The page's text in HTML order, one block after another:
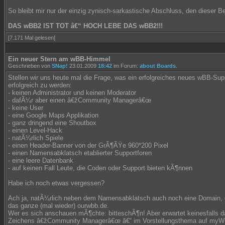
So bleibt mir nur der einzig zynisch-sarkastische Abschluss, den dieser
DAS wBB2 IST TOT â€“ HOCH LEBE DAS wBB2!!!
[7.171 Mal gelesen]
Ein neuer Stern am wBB-Himmel
Geschrieben von SNap! 23.01.2009 18:42 im Forum: about Boards
Stellen wir uns heute mal die Frage, was ein erfolgreiches neues wBB-
erfolgreich zu werden:
- keinen Administrator und keinen Moderator
- dafÃ¼r aber einen â€žCommunity Managerâ€œ
- keine User
- eine Google Maps Applikation
- ganz dringend eine Shoutbox
- einen Level-Hack
- natÃ¼rlich Spiele
- einen Header-Banner von der GrÃ¶ÃŸe 960*200 Pixel
- einen Namensabklatsch etablierter Supportforen
- eine leere Datenbank
- auf keinen Fall Leute, die Coden oder Support bieten kÃ¶nnen
Habe ich noch etwas vergessen?
Ach ja, natÃ¼rlich neben dem Namensabklatsch auch noch eine
das ganze (mal wieder) ourwbb.de.
Wer es sich anschauen mÃ¶chte: bitteschÃ¶n! Aber erwartet keinesfalls
Zeichens â€žCommunity Managerâ€œ â€“ im Vorstellungsthema auf